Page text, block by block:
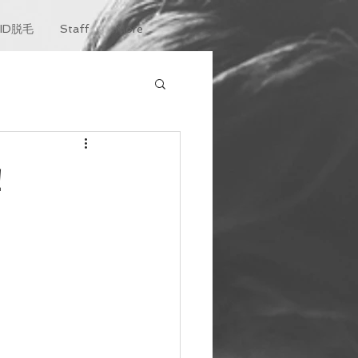
脱毛 Staff More